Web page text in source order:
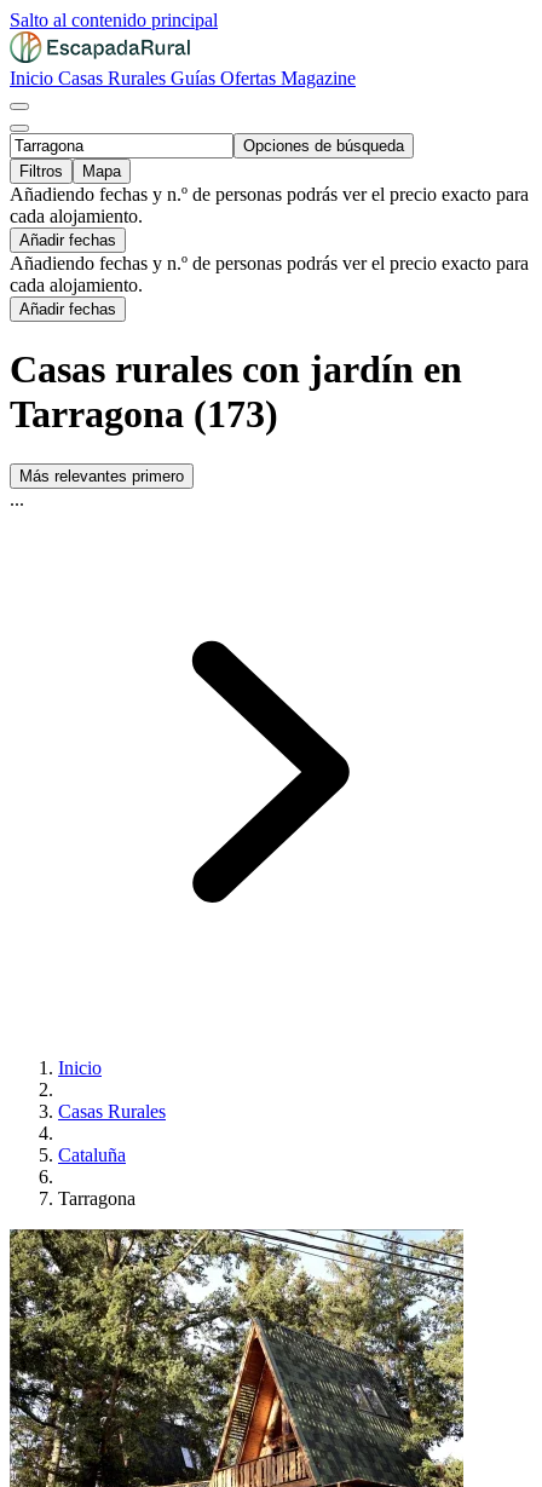
Salto al contenido principal
Inicio Casas Rurales Guías Ofertas Magazine
Opciones de búsqueda
Filtros
Mapa
Añadiendo fechas y n.º de personas podrás ver el precio exacto para
cada alojamiento.
Añadir fechas
Añadiendo fechas y n.º de personas podrás ver el precio exacto para
cada alojamiento.
Añadir fechas
Casas rurales con jardín en
Tarragona (173)
Más relevantes primero
...
Inicio
Casas Rurales
Cataluña
Tarragona